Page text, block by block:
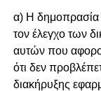
α) Η δημοπρασία
τον έλεγχο των
αυτών που
ότι δεν
διακήρυξης